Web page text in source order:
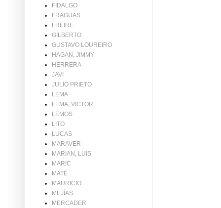
FIDALGO
FRAGUAS
FREIRE
GILBERTO
GUSTAVO LOUREIRO
HAGAN, JIMMY
HERRERA
JAVI
JULIO PRIETO
LEMA
LEMA, VICTOR
LEMOS
LITO
LUCAS
MARAVER
MARIAN, LUIS
MARIC
MATÉ
MAURICIO
MEJÍAS
MERCADER